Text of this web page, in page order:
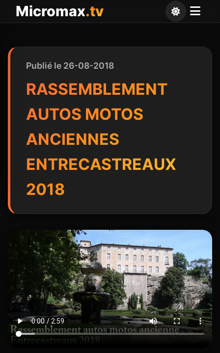
Micromax.tv
Publié le 26-08-2018
RASSEMBLEMENT
AUTOS MOTOS
ANCIENNES
ENTRECASTREAUX
2018
Panneau de gestion des cookies